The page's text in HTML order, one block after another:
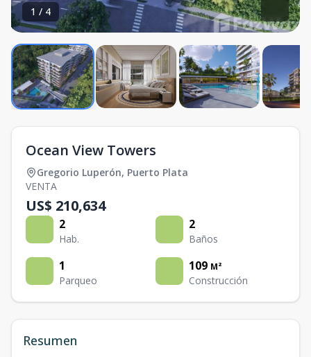
1 / 4
Ocean View Towers
Gregorio Luperón, Puerto Plata
VENTA
US$ 210,634
2
Hab.
2
Baños
1
Parqueo
109 M²
Construcción
Resumen